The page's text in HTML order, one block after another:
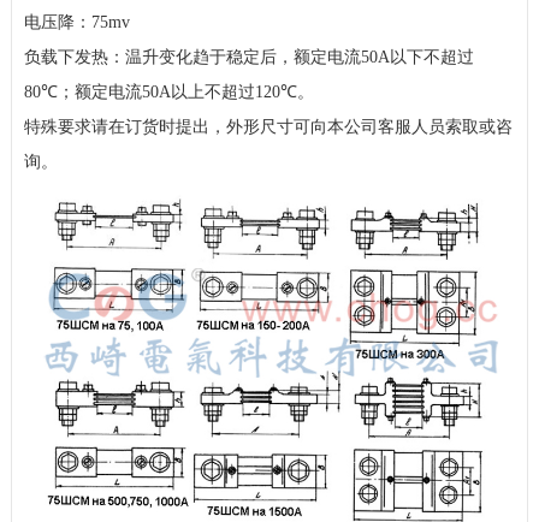
电压降： 75mv
负载下发热：温升变化趋于稳定后，额定电流50A以下不超过
80℃；额定电流50A以上不超过120℃。
特殊要求请在订货时提出， 外形尺寸可向本公司客服人员索取或咨
询。